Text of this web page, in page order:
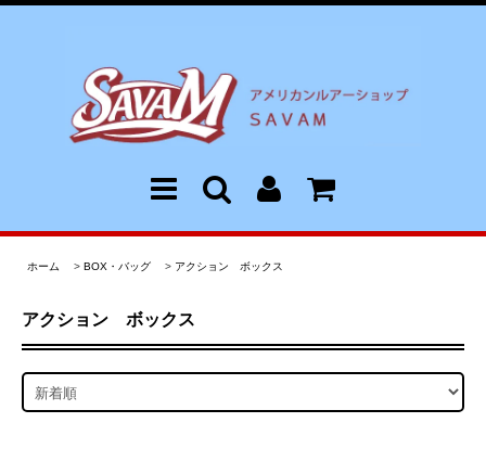
ホーム > BOX・バッグ > アクション ボックス
アクション ボックス